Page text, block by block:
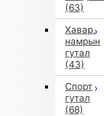
(63)
Хавар,
намрын
гутал
(43)
Спорт
гутал
(68)